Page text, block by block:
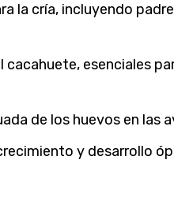
la cría, incluyendo
esenciales
de los huevos en las
y desarrollo